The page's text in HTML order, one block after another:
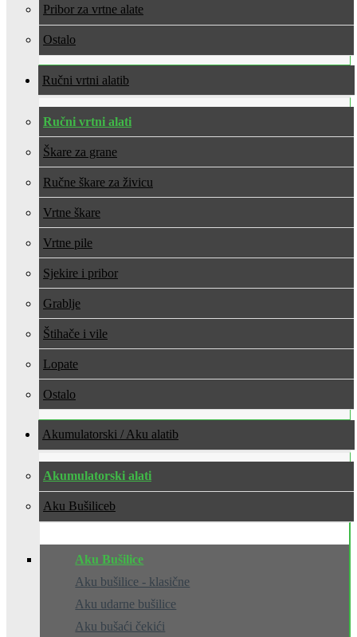
Pribor za vrtne alate
Ostalo
Ručni vrtni alati
Ručni vrtni alati
Škare za grane
Ručne škare za živicu
Vrtne škare
Vrtne pile
Sjekire i pribor
Grablje
Štihače i vile
Lopate
Ostalo
Akumulatorski / Aku alati
Akumulatorski alati
Aku Bušilice
Aku Bušilice
Aku bušilice - klasične
Aku udarne bušilice
Aku bušaći čekići